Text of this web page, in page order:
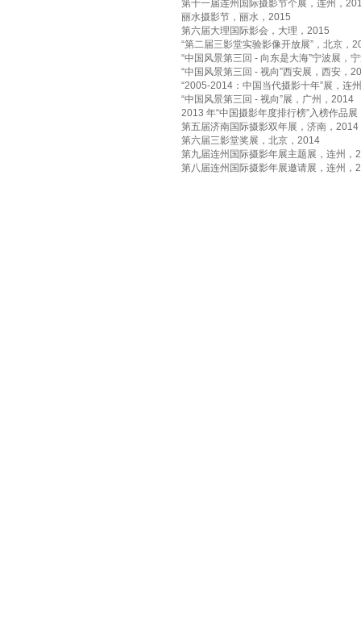
第十一届连州国际摄影节个展，连州，
丽水摄影节，丽水，2015
第六届大理国际影会，大理，2015
“第二届三影堂实验影像开放展”，北京，
“中国风景第三回 - 向东是大海”宁波展，
“中国风景第三回 - 视向”西安展，西安，
“2005-2014：中国当代摄影十年”展，连
“中国风景第三回 - 视向”展，广州，2014
2013 年“中国摄影年度排行榜”入榜作品
第五届济南国际摄影双年展，济南，2014
第六届三影堂奖展，北京，2014
第九届连州国际摄影年展主题展，连州，
第八届连州国际摄影年展邀请展，连州，